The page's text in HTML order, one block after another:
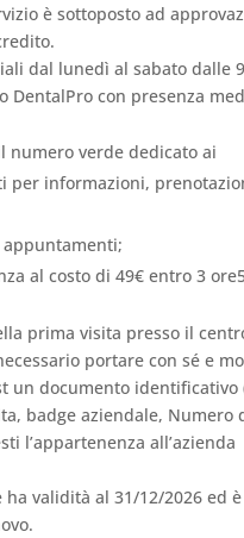
è sottoposto ad
dal lunedì al sabato dalle
DentalPro con presenza
numero verde dedicato ai
per informazioni,
al costo di 49€ entro 3
prima visita presso il
portare con sé e
un documento identificativo
badge aziendale, Numero
l’appartenenza all’azienda
ha validità al 31/12/2026 ed